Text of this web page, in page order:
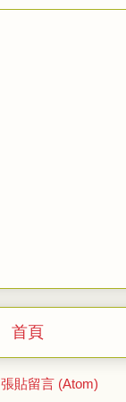
首頁
張貼留言 (Atom)